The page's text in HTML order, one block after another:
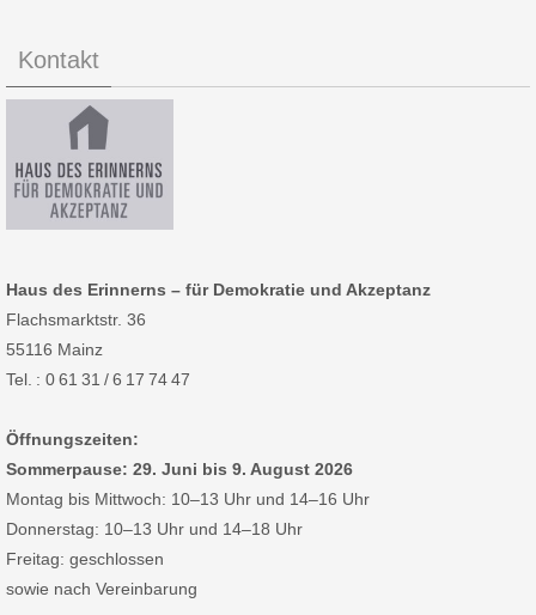
Kontakt
Haus des Erinnerns – für Demokratie und Akzeptanz
Flachsmarktstr. 36
55116 Mainz
Tel. : 0 61 31 / 6 17 74 47
Öffnungszeiten:
Sommerpause: 29. Juni bis 9. August 2026
Montag bis Mittwoch: 10–13 Uhr und 14–16 Uhr
Donnerstag: 10–13 Uhr und 14–18 Uhr
Freitag: geschlossen
sowie nach Vereinbarung